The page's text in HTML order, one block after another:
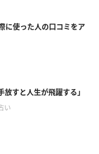
使った人の口コミをア
すと人生が飛躍する」
い